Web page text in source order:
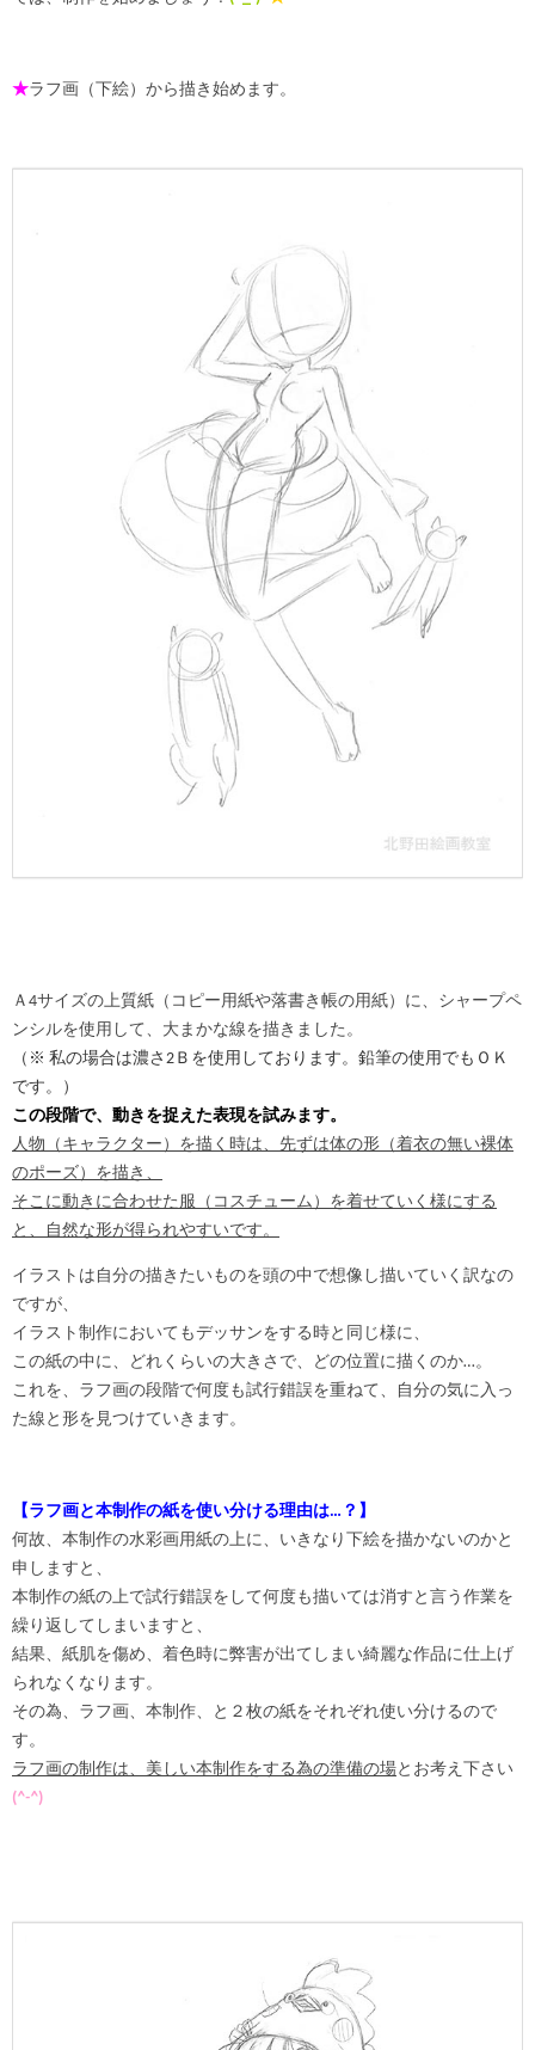
★ラフ画（下絵）から描き始めます。
Ａ4サイズの上質紙（コピー用紙や落書き帳の用紙）に、シャープペ
ンシルを使用して、大まかな線を描きました。
（※ 私の場合は濃さ2Ｂを使用しております。鉛筆の使用でもＯＫ
です。）
この段階で、動きを捉えた表現を試みます。
人物（キャラクター）を描く時は、先ずは体の形（着衣の無い裸体
のポーズ）を描き、
そこに動きに合わせた服（コスチューム）を着せていく様にする
と、自然な形が得られやすいです。
イラストは自分の描きたいものを頭の中で想像し描いていく訳なの
ですが、
イラスト制作においてもデッサンをする時と同じ様に、
この紙の中に、どれくらいの大きさで、どの位置に描くのか…。
これを、ラフ画の段階で何度も試行錯誤を重ねて、自分の気に入っ
た線と形を見つけていきます。
【ラフ画と本制作の紙を使い分ける理由は…？】
何故、本制作の水彩画用紙の上に、いきなり下絵を描かないのかと
申しますと、
本制作の紙の上で試行錯誤をして何度も描いては消すと言う作業を
繰り返してしまいますと、
結果、紙肌を傷め、着色時に弊害が出てしまい綺麗な作品に仕上げ
られなくなります。
その為、ラフ画、本制作、と２枚の紙をそれぞれ使い分けるので
す。
ラフ画の制作は、美しい本制作をする為の準備の場とお考え下さい
(^-^)